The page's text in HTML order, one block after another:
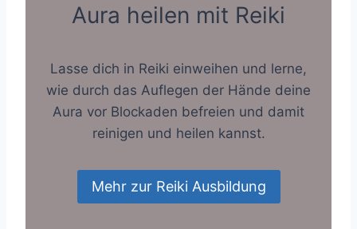
Aura heilen mit Reiki
Lasse dich in Reiki einweihen und lerne,
wie durch das Auflegen der Hände deine
Aura vor Blockaden befreien und damit
reinigen und heilen kannst.
Mehr zur Reiki Ausbildung